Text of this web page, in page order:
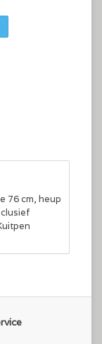
76 cm, heup